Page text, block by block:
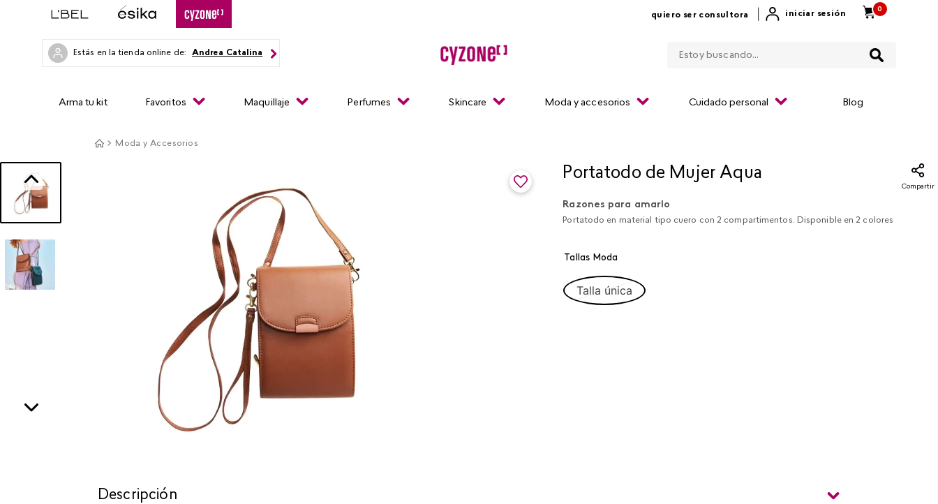
quiero ser consultora iniciar sesión
0
Estás en la tienda online de: Andrea Catalina
Arma tu kit Favoritos Maquillaje Perfumes Skincare Moda y accesorios Cuidado personal Blog
Moda y Accesorios
Portatodo de Mujer Aqua
Compartir
Razones para amarlo
Portatodo en material tipo cuero con 2 compartimentos. Disponible en 2 colores
Tallas Moda
Talla única
Descripción